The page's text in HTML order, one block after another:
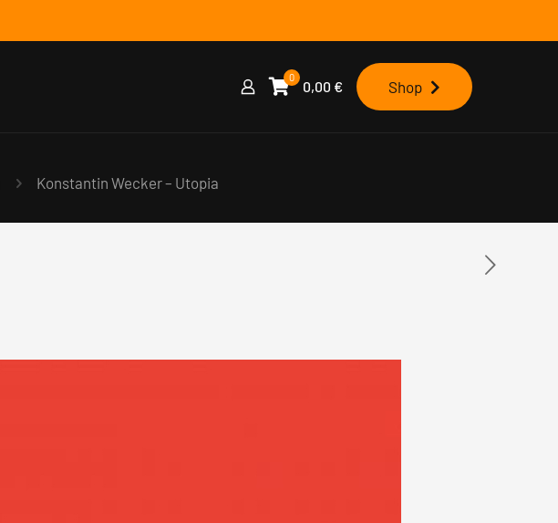
0
0,00 € Shop
Konstantin Wecker – Utopia